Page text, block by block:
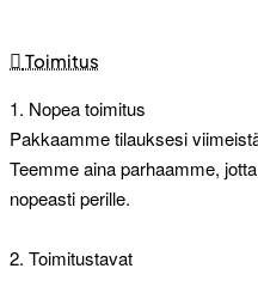
Toimitus
1. Nopea toimitus
Pakkaamme tilauksesi
Teemme aina parhaamme,
nopeasti perille.
2. Toimitustavat